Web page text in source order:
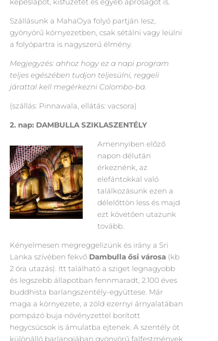
Szállásunk a MahaOya folyó partján lesz,
gyönyörű környezetben, csak sétálni vagy leülni
a folyópartra is nagyszerű élmény.
Megjegyzés: ahhoz hogy ez a napi program
teljes egészében tudjon teljesülni, reggeli
járattal kell megérkezni Colombo-ba.
(szállás: Pinnawala, ellátás: vacsora)
2. nap: DAMBULLA SZIKLASZENTÉLY
Amennyiben előző
napon délután
érkeznénk, az
elefántokkal való
találkozásunk ezen a
délelőttön less és majd
ezt követően utazunk
tovább.
Kényelmesen megreggelizünk és irány a Sri
Lanka szívében fekvő Dambulla ősi városa (kb
2 óra utazás). Itt található a sziget legnagyobb
és legszebb állapotban fennmaradt, 2.100 éves
buddhista barlangszentély-együttese. Már
maga a környezete, a zöld ezernyi árnyalatában
pompázó buja növényzettel borított
hegycsúcsok is ámulatba ejtenek. A szentély öt
különálló barlangjában gyönyörű falfestmények